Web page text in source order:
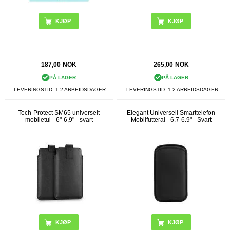
KJØP
187,00 NOK
PÅ LAGER
LEVERINGSTID: 1-2 ARBEIDSDAGER
265,00 NOK
PÅ LAGER
LEVERINGSTID: 1-2 ARBEIDSDAGER
Tech-Protect SM65 universelt
mobiletui - 6"-6,9" - svart
Elegant Universell Smarttelefon
Mobilfutteral - 6.7-6.9" - Svart